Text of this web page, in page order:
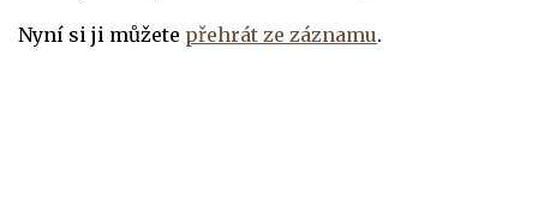
Nyní si ji můžete přehrát ze záznamu.